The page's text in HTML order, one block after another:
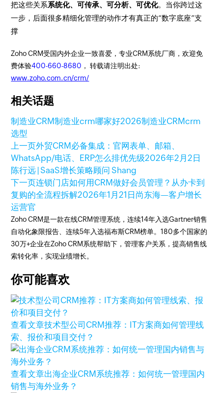
把这些关系系统化、可传承、可分析、可优化。当你跨过这
一步，后面很多精细化管理的动作才有真正的“数字底座”支
撑
Zoho CRM受国内外企业一致喜爱，专业CRM系统厂商，欢迎免
费体验400-660-8680 ， 转载请注明出处:
www.zoho.com.cn/crm/
相关话题
制造业CRM制造业crm哪家好2026制造业CRMcrm
选型
上一页外贸CRM必备集成：官网表单、邮箱、
WhatsApp/电话、ERP怎么排优先级2026年2月2日
陈行远 | SaaS增长策略顾问 Shang
下一页连锁门店如何用CRM做好会员管理？从办卡到
复购的全流程拆解2026年1月21日 尚东海—客户增长
运营官
Zoho CRM是一款在线CRM管理系统，连续14年入选Gartner销售
自动化象限报告、连续5年入选福布斯CRM榜单。180多个国家的
30万+企业在Zoho CRM系统帮助下，管理客户关系，提高销售线
索转化率，实现业绩增长。
你可能喜欢
查看文章技术型公司CRM推荐：IT方案商如何管理线
索、报价和项目交付？
查看文章出海企业CRM系统推荐：如何统一管理国内
销售与海外业务？